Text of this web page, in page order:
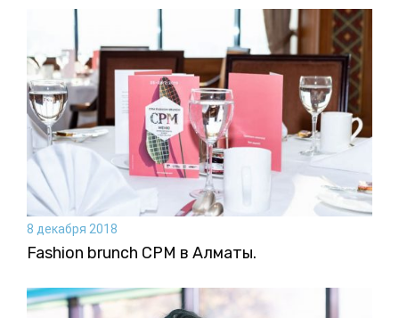
8 декабря 2018
Fashion brunch CPM в Алматы.